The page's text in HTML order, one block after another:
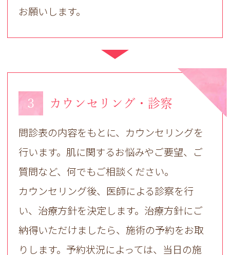
お願いします。
3 カウンセリング・診察
問診表の内容をもとに、カウンセリングを
行います。肌に関するお悩みやご要望、ご
質問など、何でもご相談ください。
カウンセリング後、医師による診察を行
い、治療方針を決定します。治療方針にご
納得いただけましたら、施術の予約をお取
りします。予約状況によっては、当日の施